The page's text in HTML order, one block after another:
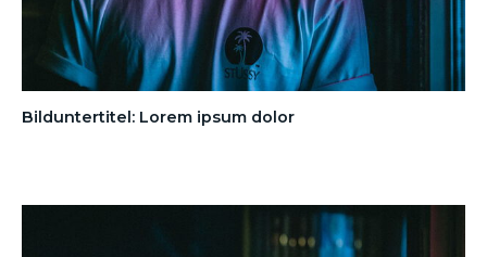
Bilduntertitel: Lorem ipsum dolor